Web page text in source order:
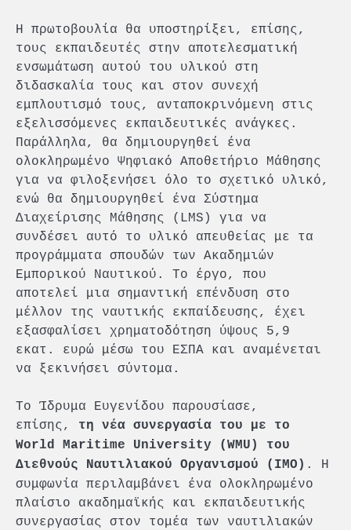
Η πρωτοβουλία θα υποστηρίξει, επίσης,
τους εκπαιδευτές στην αποτελεσματική
ενσωμάτωση αυτού του υλικού στη
διδασκαλία τους και στον συνεχή
εμπλουτισμό τους, ανταποκρινόμενη στις
εξελισσόμενες εκπαιδευτικές ανάγκες.
Παράλληλα, θα δημιουργηθεί ένα
ολοκληρωμένο Ψηφιακό Αποθετήριο Μάθησης
για να φιλοξενήσει όλο το σχετικό υλικό,
ενώ θα δημιουργηθεί ένα Σύστημα
Διαχείρισης Μάθησης (LMS) για να
συνδέσει αυτό το υλικό απευθείας με τα
προγράμματα σπουδών των Ακαδημιών
Εμπορικού Ναυτικού. Το έργο, που
αποτελεί μια σημαντική επένδυση στο
μέλλον της ναυτικής εκπαίδευσης, έχει
εξασφαλίσει χρηματοδότηση ύψους 5,9
εκατ. ευρώ μέσω του ΕΣΠΑ και αναμένεται
να ξεκινήσει σύντομα.
Το Ίδρυμα Ευγενίδου παρουσίασε,
επίσης, τη νέα συνεργασία του με το
World Maritime University (WMU) του
Διεθνούς Ναυτιλιακού Οργανισμού (IMO) . Η
συμφωνία περιλαμβάνει ένα ολοκληρωμένο
πλαίσιο ακαδημαϊκής και εκπαιδευτικής
συνεργασίας στον τομέα των ναυτιλιακών